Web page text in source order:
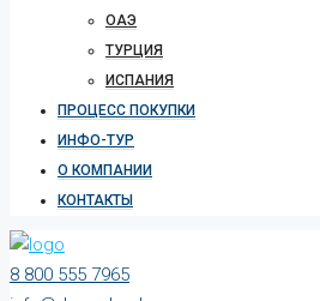
ОАЭ
ТУРЦИЯ
ИСПАНИЯ
ПРОЦЕСС ПОКУПКИ
ИНФО-ТУР
О КОМПАНИИ
КОНТАКТЫ
8 800 555 7965